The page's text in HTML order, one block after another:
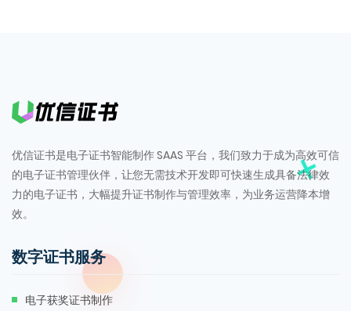
优信证书是电子证书智能制作 SAAS 平台，我们致力于成为高效可信
的电子证书管理伙伴，让您无需技术开发即可快速生成具备法律效
力的电子证书，大幅提升证书制作与管理效率，为业务运营降本增
效。
数字证书服务
电子获奖证书制作